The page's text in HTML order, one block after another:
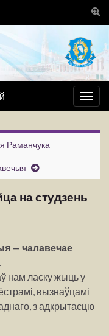
Раманчука
на студзень
— чалавечае
нам ласку жыць у
вызнаўцамі
з адкрытасцю